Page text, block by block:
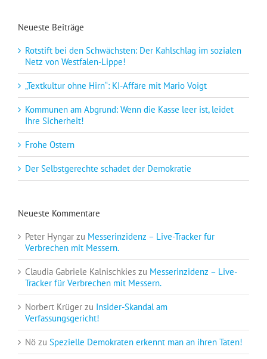
Neueste Beiträge
Rotstift bei den Schwächsten: Der Kahlschlag im sozialen
Netz von Westfalen-Lippe!
„Textkultur ohne Hirn“: KI-Affäre mit Mario Voigt
Kommunen am Abgrund: Wenn die Kasse leer ist, leidet
Ihre Sicherheit!
Frohe Ostern
Der Selbstgerechte schadet der Demokratie
Neueste Kommentare
Peter Hyngar zu Messerinzidenz – Live-Tracker für
Verbrechen mit Messern.
Claudia Gabriele Kalnischkies zu Messerinzidenz – Live-
Tracker für Verbrechen mit Messern.
Norbert Krüger zu Insider-Skandal am
Verfassungsgericht!
Nö zu Spezielle Demokraten erkennt man an ihren Taten!